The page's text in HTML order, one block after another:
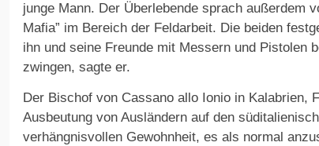
junge Mann. Der Überlebende sprach außerdem
Mafia” im Bereich der Feldarbeit. Die beiden
ihn und seine Freunde mit Messern und Pistolen
zwingen, sagte er.
Der Bischof von Cassano allo Ionio in Kalabrien,
Ausbeutung von Ausländern auf den
verhängnisvollen Gewohnheit, es als normal